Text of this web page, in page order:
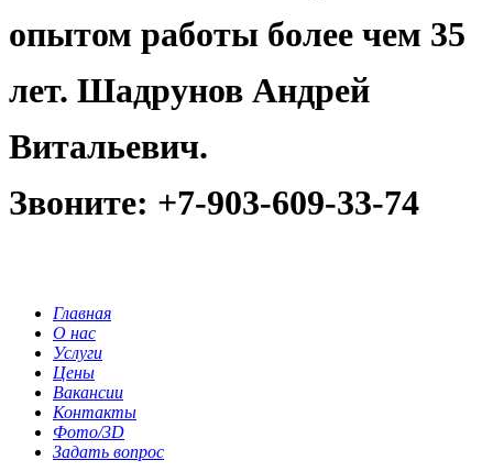
опытом работы более чем 35
лет. Шадрунов Андрей
Витальевич.
Звоните: +7-903-609-33-74
Главная
О нас
Услуги
Цены
Вакансии
Контакты
Фото/3D
Задать вопрос